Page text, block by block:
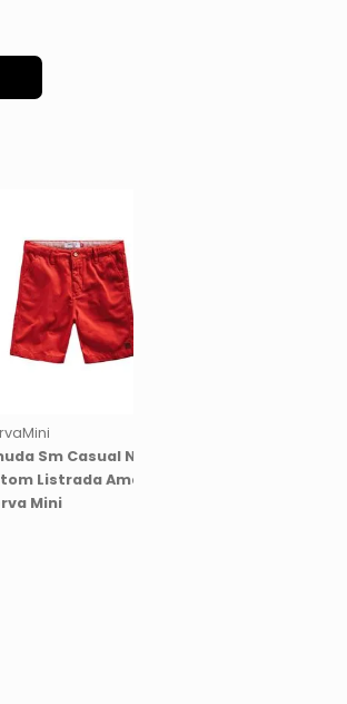
Sm Casual Nova
Listrada Amarelo
Mini